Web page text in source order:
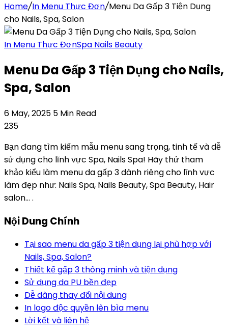
Home/In Menu Thực Đơn/Menu Da Gấp 3 Tiện Dụng
cho Nails, Spa, Salon
In Menu Thực ĐơnSpa Nails Beauty
Menu Da Gấp 3 Tiện Dụng cho Nails,
Spa, Salon
6 May, 2025 5 Min Read
235
Bạn đang tìm kiếm mẫu menu sang trọng, tinh tế và dễ
sử dụng cho lĩnh vực Spa, Nails Spa! Hãy thử tham
khảo kiểu làm menu da gấp 3 dành riêng cho lĩnh vực
làm đẹp như: Nails Spa, Nails Beauty, Spa Beauty, Hair
salon… .
Nội Dung Chính
Tại sao menu da gấp 3 tiện dụng lại phù hợp với
Nails, Spa, Salon?
Thiết kế gấp 3 thông minh và tiện dụng
Sử dụng da PU bền đẹp
Dễ dàng thay đổi nội dung
In logo độc quyền lên bìa menu
Lời kết và liên hệ